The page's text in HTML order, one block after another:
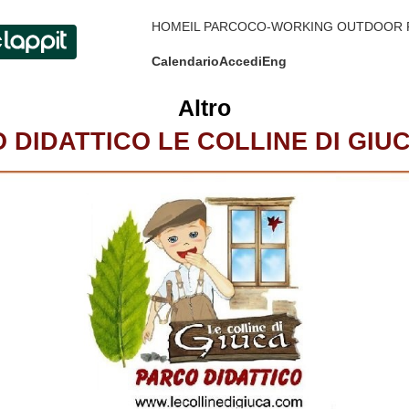
HOMEIL PARCOCO-WORKING OUTDOOR
CalendarioAccediEng
Altro
DIDATTICO LE COLLINE DI